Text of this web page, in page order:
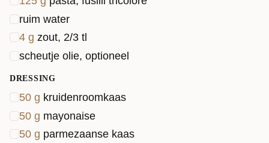
ruim water
4 g zout, 2/3 tl
scheutje olie, optioneel
DRESSING
50 g kruidenroomkaas
50 g mayonaise
50 g parmezaanse kaas